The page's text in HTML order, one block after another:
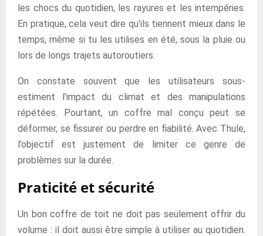
les chocs du quotidien, les rayures et les intempéries.
En pratique, cela veut dire qu’ils tiennent mieux dans le
temps, même si tu les utilises en été, sous la pluie ou
lors de longs trajets autoroutiers.
On constate souvent que les utilisateurs sous-
estiment l’impact du climat et des manipulations
répétées. Pourtant, un coffre mal conçu peut se
déformer, se fissurer ou perdre en fiabilité. Avec Thule,
l’objectif est justement de limiter ce genre de
problèmes sur la durée.
Praticité et sécurité
Un bon coffre de toit ne doit pas seulement offrir du
volume : il doit aussi être simple à utiliser au quotidien.